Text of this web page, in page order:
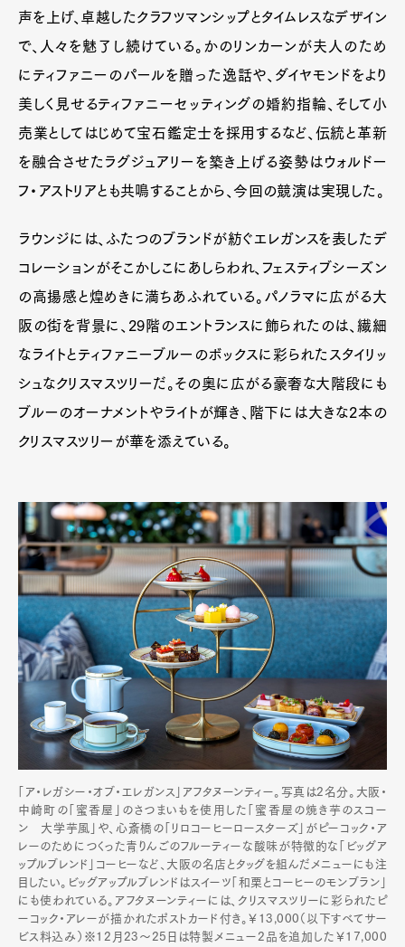
声を上げ、卓越したクラフツマンシップとタイムレスなデザイン
で、人々を魅了し続けている。かのリンカーンが夫人のため
にティファニーのパールを贈った逸話や、ダイヤモンドをより
美しく見せるティファニーセッティングの婚約指輪、そして小
売業としてはじめて宝石鑑定士を採用するなど、伝統と革新
を融合させたラグジュアリーを築き上げる姿勢はウォルドー
フ・アストリアとも共鳴することから、今回の競演は実現した。
ラウンジには、ふたつのブランドが紡ぐエレガンスを表したデ
コレーションがそこかしこにあしらわれ、フェスティブシーズン
の高揚感と煌めきに満ちあふれている。パノラマに広がる大
阪の街を背景に、29階のエントランスに飾られたのは、繊細
なライトとティファニーブルーのボックスに彩られたスタイリッ
シュなクリスマスツリーだ。その奥に広がる豪奢な大階段にも
ブルーのオーナメントやライトが輝き、階下には大きな2本の
クリスマスツリーが華を添えている。
「ア・レガシー・オブ・エレガンス」アフタヌーンティー。写真は2名分。大阪・
中崎町の「蜜香屋」のさつまいもを使用した「蜜香屋の焼き芋のスコー
ン 大学芋風」や、心斎橋の「リロコーヒーロースターズ」がピーコック・ア
レーのためにつくった青りんごのフルーティーな酸味が特徴的な「ビッグア
ップルブレンド」コーヒーなど、大阪の名店とタッグを組んだメニューにも注
目したい。ビッグアップルブレンドはスイーツ「和栗とコーヒーのモンブラン」
にも使われている。アフタヌーンティーには、クリスマスツリーに彩られたピ
ーコック・アレーが描かれたポストカード付き。￥13,000（以下すべてサー
ビス料込み）※12月23～25日は特製メニュー2品を追加した￥17,000